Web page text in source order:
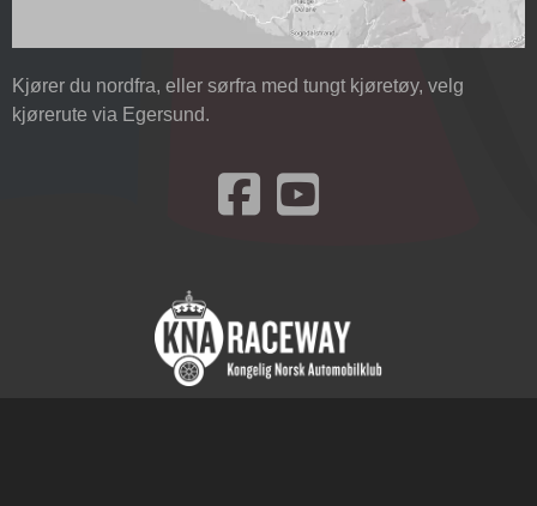
Kjører du nordfra, eller sørfra med tungt kjøretøy, velg
kjørerute via Egersund.
Besøk oss på Facebook